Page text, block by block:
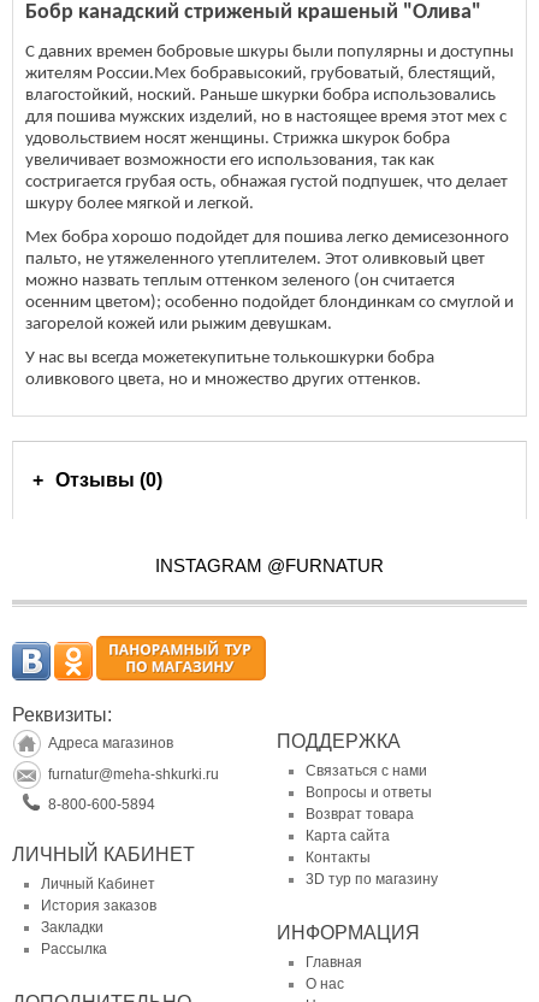
Бобр канадский стриженый крашеный "Олива"
С давних времен бобровые шкуры были популярны и доступны
жителям России.Мех бобравысокий, грубоватый, блестящий,
влагостойкий, ноский. Раньше шкурки бобра использовались
для пошива мужских изделий, но в настоящее время этот мех с
удовольствием носят женщины. Стрижка шкурок бобра
увеличивает возможности его использования, так как
состригается грубая ость, обнажая густой подпушек, что делает
шкуру более мягкой и легкой.
Мех бобра хорошо подойдет для пошива легко демисезонного
пальто, не утяжеленного утеплителем. Этот оливковый цвет
можно назвать теплым оттенком зеленого (он считается
осенним цветом); особенно подойдет блондинкам со смуглой и
загорелой кожей или рыжим девушкам.
У нас вы всегда можетекупитьне толькошкурки бобра
оливкового цвета, но и множество других оттенков.
Отзывы (0)
INSTAGRAM @FURNATUR
Реквизиты:
Адреса магазинов
furnatur@meha-shkurki.ru
8-800-600-5894
ЛИЧНЫЙ КАБИНЕТ
Личный Кабинет
История заказов
Закладки
Рассылка
ПОДДЕРЖКА
Связаться с нами
Вопросы и ответы
Возврат товара
Карта сайта
Контакты
3D тур по магазину
ИНФОРМАЦИЯ
Главная
О нас